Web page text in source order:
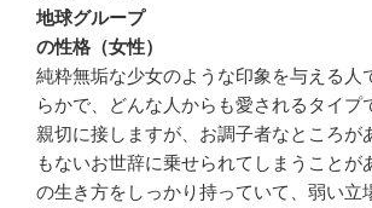
地球グループ
の性格（女性）
純粋無垢な少女のような印象を与える人
らかで、どんな人からも愛されるタイプ
親切に接しますが、お調子者なところが
もないお世辞に乗せられてしまうことが
の生き方をしっかり持っていて、弱い立